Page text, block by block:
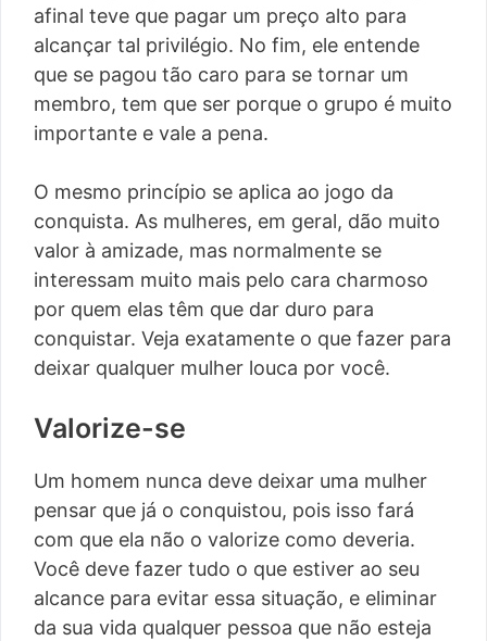
afinal teve que pagar um preço alto para
alcançar tal privilégio. No fim, ele entende
que se pagou tão caro para se tornar um
membro, tem que ser porque o grupo é muito
importante e vale a pena.
O mesmo princípio se aplica ao jogo da
conquista. As mulheres, em geral, dão muito
valor à amizade, mas normalmente se
interessam muito mais pelo cara charmoso
por quem elas têm que dar duro para
conquistar. Veja exatamente o que fazer para
deixar qualquer mulher louca por você.
Valorize-se
Um homem nunca deve deixar uma mulher
pensar que já o conquistou, pois isso fará
com que ela não o valorize como deveria.
Você deve fazer tudo o que estiver ao seu
alcance para evitar essa situação, e eliminar
da sua vida qualquer pessoa que não esteja